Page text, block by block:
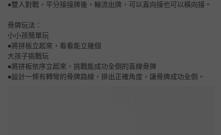
●雙人對戰，平分接接牌後，輪流出牌，可以直向接也可以橫向接。
骨牌玩法：
小小孩簡單玩
●將拼板立起來，看看能立幾個
大孩子挑戰玩
●將拼板依序立起來，挑戰能成功全倒的直線骨牌
●設計一條有轉彎的骨牌路線，排出正確角度，讓骨牌成功全倒。